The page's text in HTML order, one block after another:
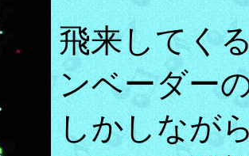
飛来してく
ンベーダー
しかしなが